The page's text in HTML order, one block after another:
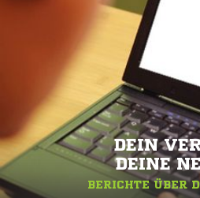
DEIN
DEINE
BERICHTE ÜBER